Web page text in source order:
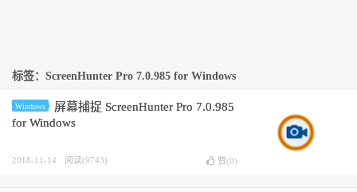
标签：ScreenHunter Pro 7.0.985 for Windows
Windows
屏幕捕捉 ScreenHunter Pro 7.0.985
for Windows
2018-11-14 阅读(9743) 赞(0)